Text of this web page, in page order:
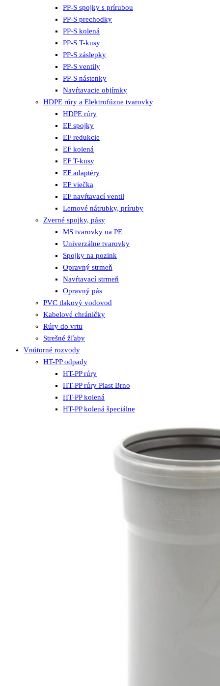
PP-S spojky s prírubou
PP-S prechodky
PP-S kolená
PP-S T-kusy
PP-S záslepky
PP-S ventily
PP-S nástenky
Navŕtavacie objímky
HDPE rúry a Elektrofúzne tvarovky
HDPE rúry
EF spojky
EF redukcie
EF kolená
EF T-kusy
EF adaptéry
EF viečka
EF navŕtavací ventil
Lemové nátrubky, príruby
Zverné spojky, pásy
MS tvarovky na PE
Univerzálne tvarovky
Spojky na pozink
Opravný strmeň
Navŕtavací strmeň
Opravný pás
PVC tlakový vodovod
Kabelové chráničky
Rúry do vrtu
Strešné žľaby
Vnútorné rozvody
HT-PP odpady
HT-PP rúry
HT-PP rúry Plast Brno
HT-PP kolená
HT-PP kolená špeciálne